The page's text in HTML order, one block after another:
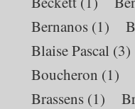
Bernanos (1)
Blaise Pascal (3)
Boucheron (1)
Brassens (1)